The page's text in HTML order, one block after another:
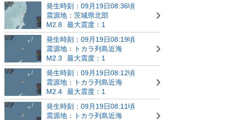
発生時刻：09月19日08:36頃
震源地：茨城県北部
M2.8
最大震度：1
発生時刻：09月19日08:19頃
震源地：トカラ列島近海
M2.3
最大震度：1
発生時刻：09月19日08:12頃
震源地：トカラ列島近海
M2.4
最大震度：1
発生時刻：09月19日08:11頃
震源地：トカラ列島近海